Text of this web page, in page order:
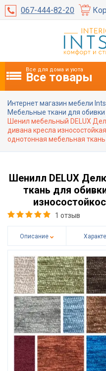
067-444-82-20
Все для дома и уюта
Все товары
Интернет магазин мебели
Мебельные ткани для обивки
Шенил мебельный DELUX
дивана кресла
однотонная мебельная
Шенилл DELUX
ткань для
1 отзыв
Описание